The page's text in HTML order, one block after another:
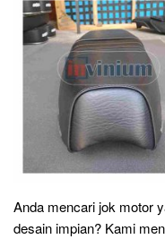
Anda mencari jok motor
desain impian? Kami